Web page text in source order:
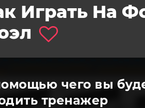
Играть На
чего вы
тренажер